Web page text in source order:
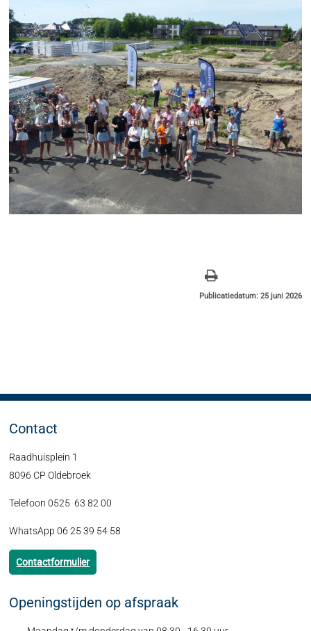
Publicatiedatum: 25 juni 2026
Contact
Raadhuisplein 1
8096 CP Oldebroek
Telefoon 0525 63 82 00
WhatsApp 06 25 39 54 58
Contactformulier
Openingstijden op afspraak